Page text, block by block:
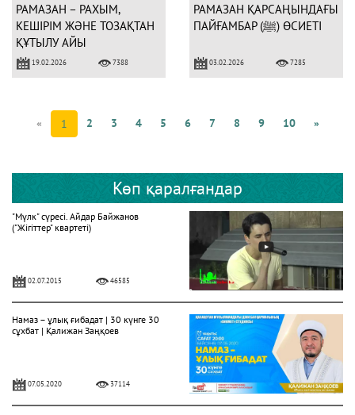
РАМАЗАН – РАХЫМ,
КЕШІРІМ ЖӘНЕ ТОЗАҚТАН
ҚҰТЫЛУ АЙЫ
19.02.2026 7388
РАМАЗАН ҚАРСАҢЫНДАҒЫ
ПАЙҒАМБАР (ﷺ) ӨСИЕТІ
03.02.2026 7285
« 1 2 3 4 5 6 7 8 9 10 »
Көп қаралғандар
"Мүлк" сүресі. Айдар Байжанов
("Жігіттер" квартеті)
02.07.2015 46585
Намаз – ұлық ғибадат | 30 күнге 30
сұхбат | Қалижан Заңқоев
07.05.2020 37114